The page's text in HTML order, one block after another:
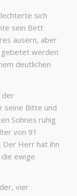
sich
sein Bett
äusern, aber
gebetet werden
deutlichen
der
seine Bitte und
Sohnes ruhig
von 91
Der Herr hat ihn
ewige
vier